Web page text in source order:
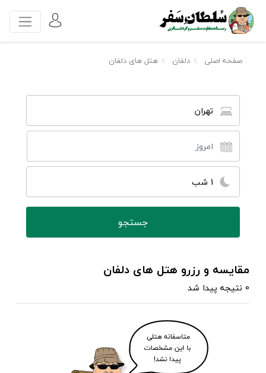
صفحه اصلی دلفان هتل های دلفان
تهران
1 شب
مقایسه و رزرو هتل های دلفان
0 نتیجه پیدا شد